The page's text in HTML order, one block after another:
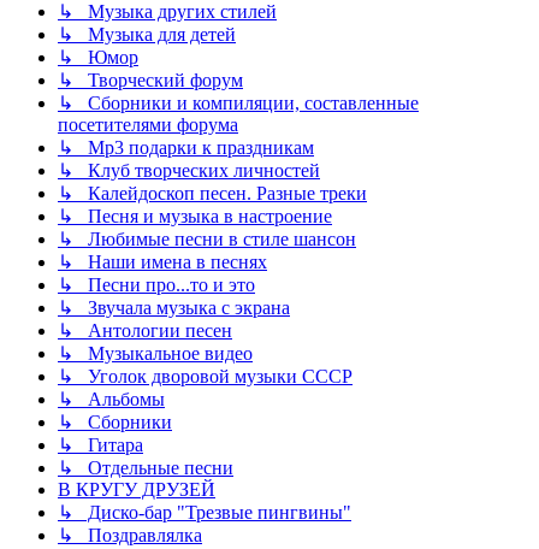
↳ Музыка других стилей
↳ Музыка для детей
↳ Юмор
↳ Творческий форум
↳ Сборники и компиляции, составленные
посетителями форума
↳ Mp3 подарки к праздникам
↳ Клуб творческих личностей
↳ Калейдоскоп песен. Разные треки
↳ Песня и музыка в настроение
↳ Любимые песни в стиле шансон
↳ Наши имена в песнях
↳ Песни про...то и это
↳ Звучала музыка с экрана
↳ Антологии песен
↳ Музыкальное видео
↳ Уголок дворовой музыки СССР
↳ Альбомы
↳ Сборники
↳ Гитара
↳ Отдельные песни
В КРУГУ ДРУЗЕЙ
↳ Диско-бар "Трезвые пингвины"
↳ Поздравлялка